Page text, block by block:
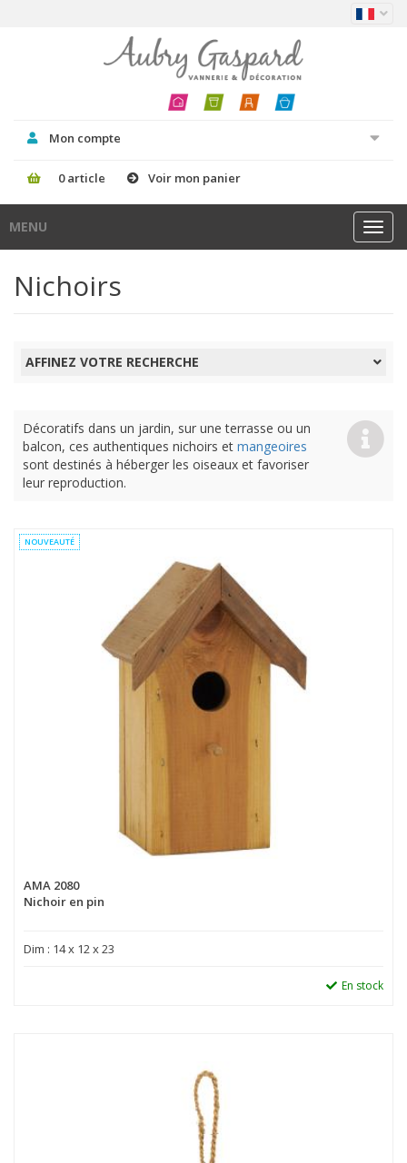
Mon compte
0 article Voir mon panier
MENU
Nichoirs
AFFINEZ VOTRE RECHERCHE
Décoratifs dans un jardin, sur une terrasse ou un
balcon, ces authentiques nichoirs et mangeoires
sont destinés à héberger les oiseaux et favoriser
leur reproduction.
NOUVEAUTÉ
AMA 2080
Nichoir en pin
Dim : 14 x 12 x 23
En stock